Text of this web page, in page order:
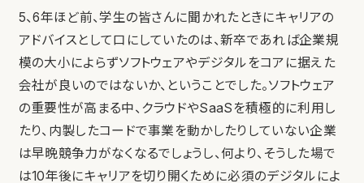
5、6年ほど前、学生の皆さんに聞かれたときにキャリアの
アドバイスとして口にしていたのは、新卒であれば企業規
模の大小によらずソフトウェアやデジタルをコアに据えた
会社が良いのではないか、ということでした。ソフトウェア
の重要性が高まる中、クラウドやSaaSを積極的に利用し
たり、内製したコードで事業を動かしたりしていない企業
は早晩競争力がなくなるでしょうし、何より、そうした場で
は10年後にキャリアを切り開くために必須のデジタルによ